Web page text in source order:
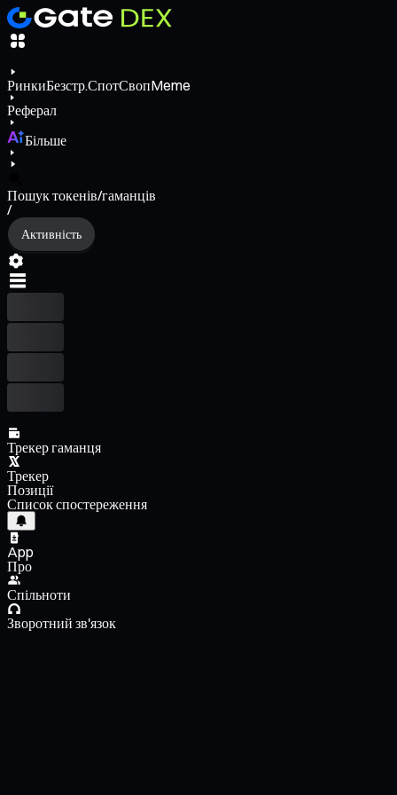
РинкиБезстр.СпотСвопMeme
Реферал
Більше
Пошук токенів/гаманців
/
Активність
Трекер гаманця
Трекер
Позиції
Список спостереження
App
Про
Спільноти
Зворотний зв'язок